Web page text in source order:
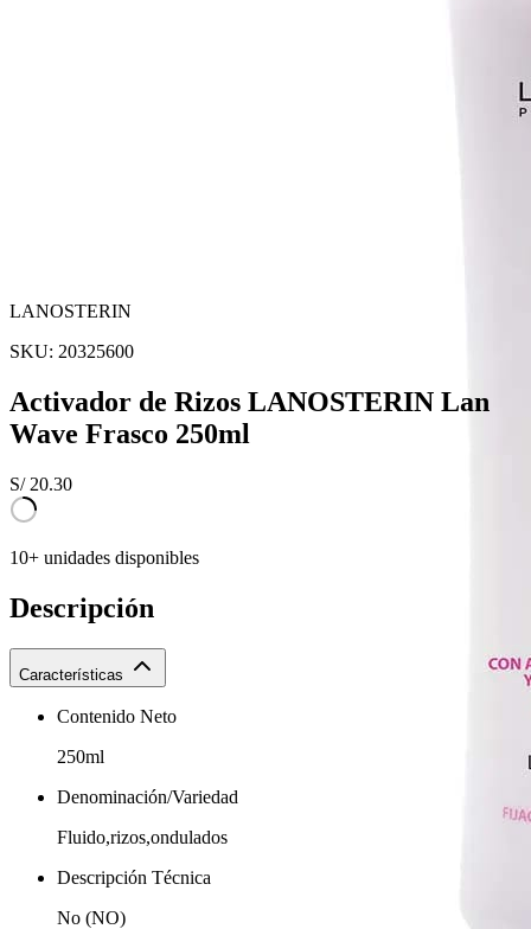
LANOSTERIN
SKU: 20325600
Activador de Rizos LANOSTERIN Lan
Wave Frasco 250ml
S/ 20.30
10+ unidades disponibles
Descripción
Características
Contenido Neto
250ml
Denominación/Variedad
Fluido,rizos,ondulados
Descripción Técnica
No (NO)